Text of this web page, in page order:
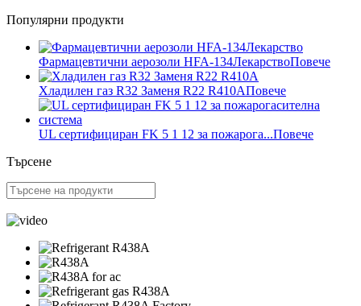
Популярни продукти
Фармацевтични аерозоли HFA-134ЛекарствоПовече
Хладилен газ R32 Заменя R22 R410AПовече
UL сертифициран FK 5 1 12 за пожарога...Повече
Търсене